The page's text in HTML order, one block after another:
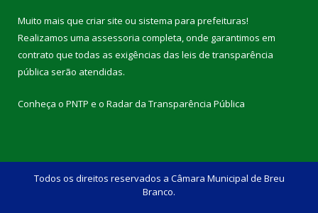
Muito mais que criar site ou sistema para prefeituras!
Realizamos uma assessoria completa, onde garantimos em
contrato que todas as exigências das leis de transparência
pública serão atendidas.
Conheça o PNTP e o Radar da Transparência Pública
Todos os direitos reservados a Câmara Municipal de Breu
Branco.